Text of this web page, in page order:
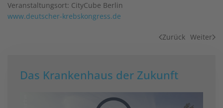
Veranstaltungsort: CityCube Berlin
www.deutscher-krebskongress.de
Zurück Weiter
Das Krankenhaus der Zukunft